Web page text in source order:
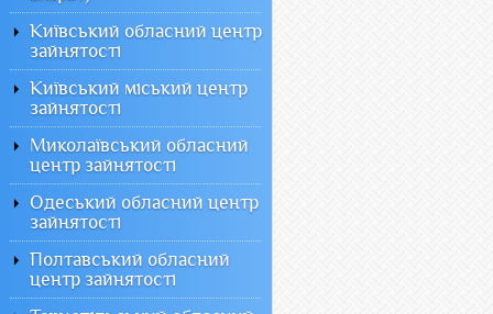
Київський обласний центр
зайнятості
Київський міський центр
зайнятості
Миколаївський обласний
центр зайнятості
Одеський обласний центр
зайнятості
Полтавський обласний
центр зайнятості